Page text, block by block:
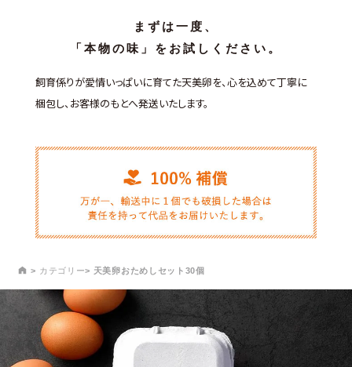
まずは一度、
「本物の味」をお試しください。
飼育係りが愛情いっぱいに育てた天美卵を、心を込めて丁寧に
梱包し、お客様のもとへ発送いたします。
カテゴリー 天美卵おためしセット30個